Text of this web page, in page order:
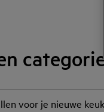
voor je nieuwe